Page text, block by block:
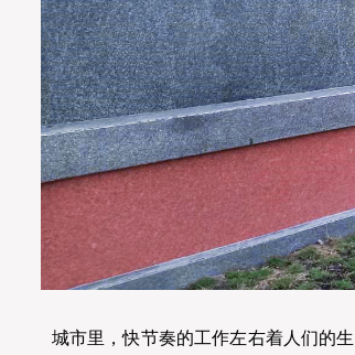
城市里，快节奏的工作左右着人们的